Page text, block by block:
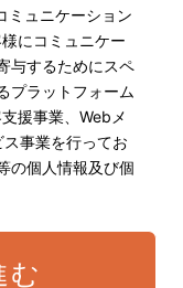
ミュニケーション
にコミュニケー
与するためにスペ
プラットフォーム
援事業、Webメ
事業を行ってお
の個人情報及び個
致します。 また、
む